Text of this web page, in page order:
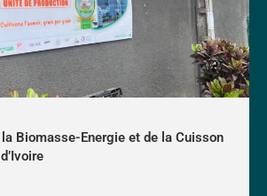
Biomasse-Energie et de la Cuisson